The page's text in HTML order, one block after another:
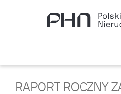
RAPORT ROCZNY